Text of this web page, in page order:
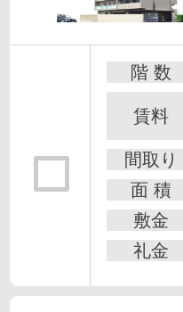
階 数
賃料
間取り
面 積
敷金
礼金